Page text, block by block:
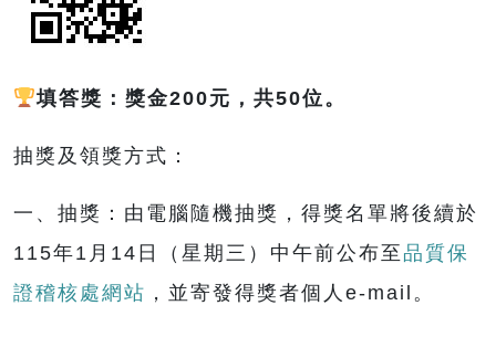
填答獎：獎金200元，共50位。
抽獎及領獎方式：
一、抽獎：由電腦隨機抽獎，得獎名單將後續於
115年1月14日（星期三）中午前公布至 品質保
證稽核處網站 ，並寄發得獎者個人e-mail。